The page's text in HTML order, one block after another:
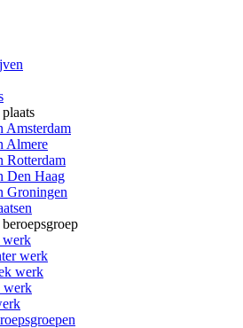
Amsterdam
Almere
Rotterdam
Den Haag
Groningen
werk
werk
werk
werk